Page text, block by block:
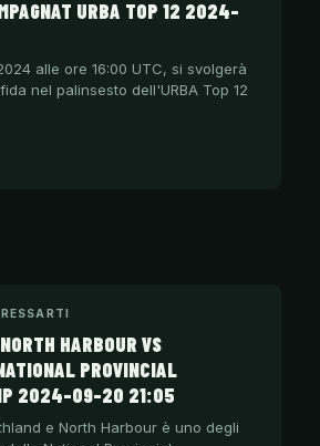
URBA TOP 12 2024-
alle ore 16:00 UTC, si svolgerà
nel palinsesto dell'URBA Top 12
HARBOUR VS
PROVINCIAL
2024-09-20 21:05
e North Harbour è uno degli